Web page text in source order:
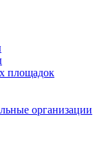
площадок
организации